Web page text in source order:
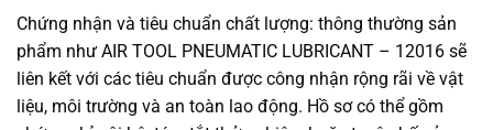
Chứng nhận và tiêu chuẩn chất lượng: thông thường sản
phẩm như AIR TOOL PNEUMATIC LUBRICANT – 12016 sẽ
liên kết với các tiêu chuẩn được công nhận rộng rãi về vật
liệu, môi trường và an toàn lao động. Hồ sơ có thể gồm